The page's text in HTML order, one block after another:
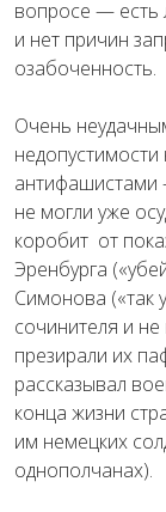
вопросе — есть
и нет причин
озабоченность.
Очень
антифашистами
не могли уже
коробит от
Эренбурга
Симонова («так
сочинителя и
презирали их
рассказывал
конца жизни
им немецких
однополчанах).